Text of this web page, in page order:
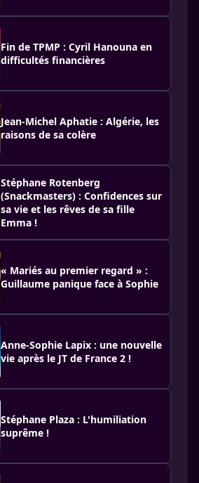
Fin de TPMP : Cyril Hanouna en
difficultés financières
Jean-Michel Aphatie : Algérie, les
raisons de sa colère
Stéphane Rotenberg
(Snackmasters) : Confidences sur
sa vie et les rêves de sa fille
Emma !
« Mariés au premier regard » :
Guillaume panique face à Sophie
Anne-Sophie Lapix : une nouvelle
vie après le JT de France 2 !
Stéphane Plaza : L'humiliation
suprême !